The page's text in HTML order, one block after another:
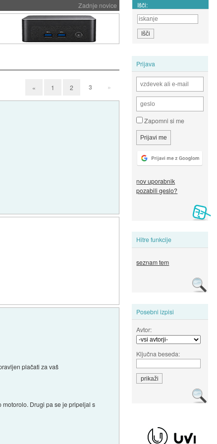
Zadnje novice Išči:
Prijava
Zapomni si me
nov uporabnik
pozabili geslo?
Hitre funkcije
seznam tem
Posebni izpisi
Avtor:
Ključna beseda:
« 1 2 3 »
plačati za vaš
motorolo. Drugi pa se je pripeljal s